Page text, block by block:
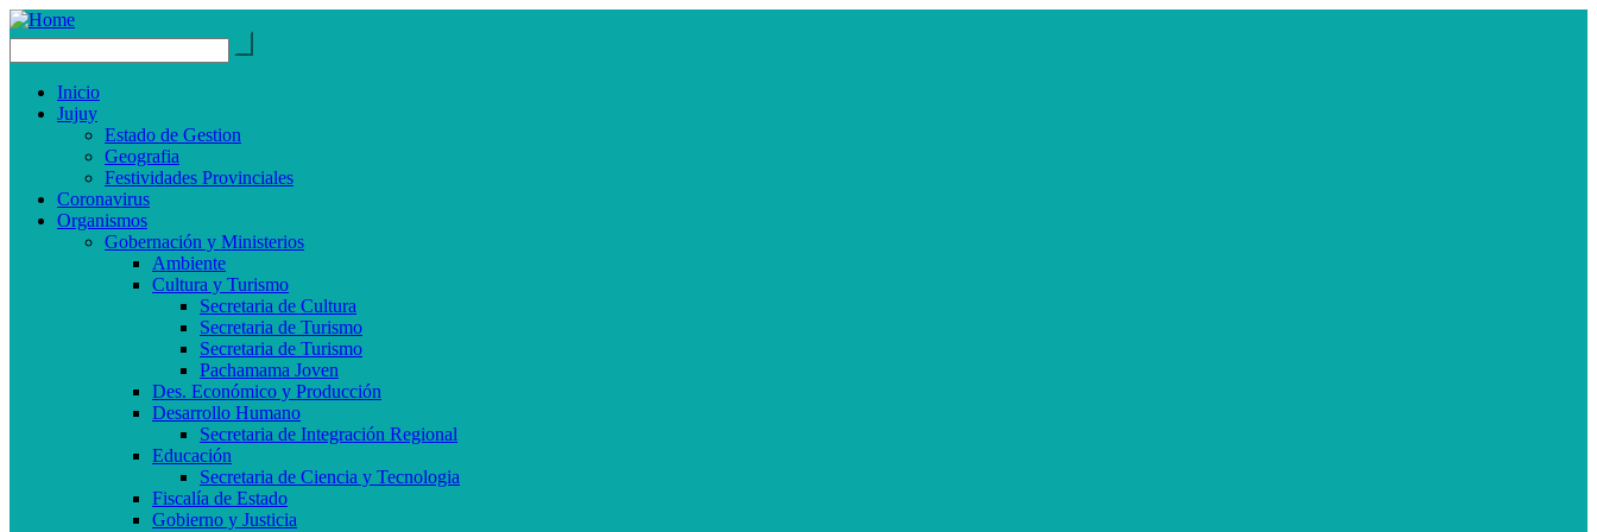
Inicio
Jujuy
Estado de Gestion
Geografia
Festividades Provinciales
Coronavirus
Organismos
Gobernación y Ministerios
Ambiente
Cultura y Turismo
Secretaria de Cultura
Secretaria de Turismo
Secretaria de Turismo
Pachamama Joven
Des. Económico y Producción
Desarrollo Humano
Secretaria de Integración Regional
Educación
Secretaria de Ciencia y Tecnologia
Fiscalía de Estado
Gobierno y Justicia